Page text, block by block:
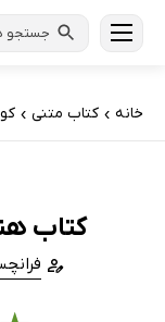
جستجو
خانه › کتاب‌ متنی ›
کتاب